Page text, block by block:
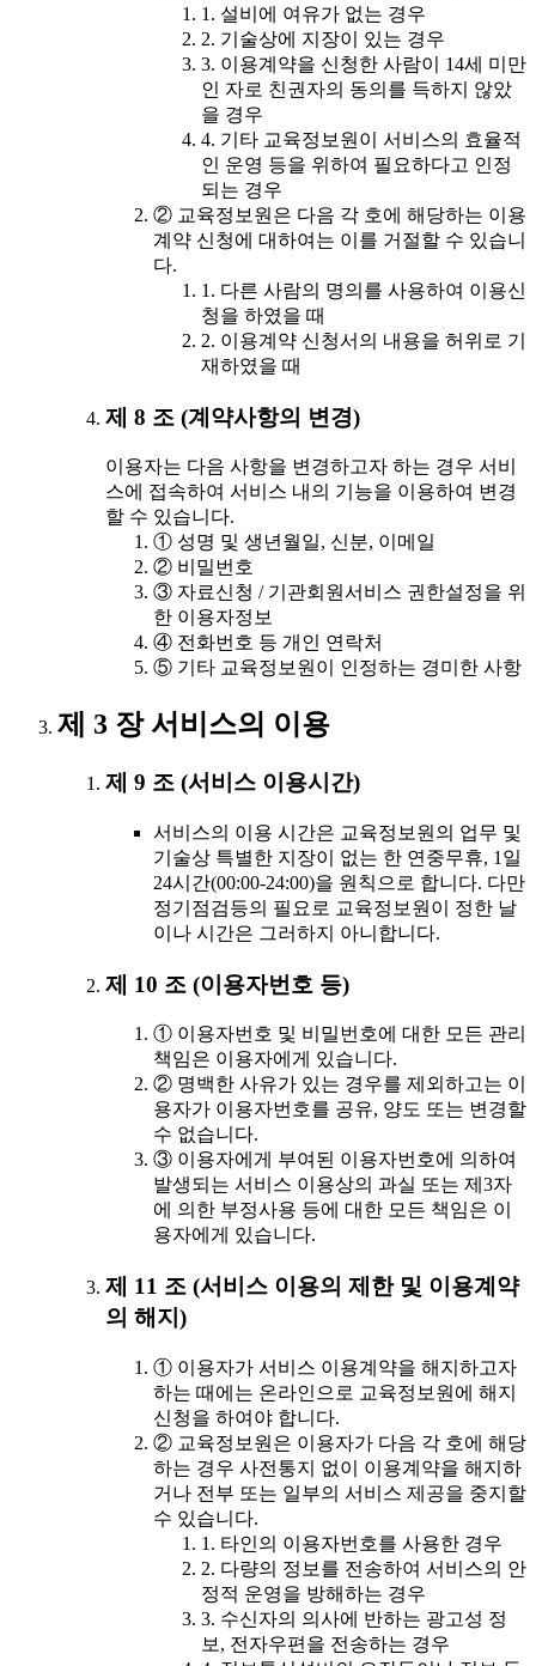
1. 설비에 여유가 없는 경우
2. 기술상에 지장이 있는 경우
3. 이용계약을 신청한 사람이 14세 미만
인 자로 친권자의 동의를 득하지 않았
을 경우
4. 기타 교육정보원이 서비스의 효율적
인 운영 등을 위하여 필요하다고 인정
되는 경우
② 교육정보원은 다음 각 호에 해당하는 이용
계약 신청에 대하여는 이를 거절할 수 있습니
다.
1. 다른 사람의 명의를 사용하여 이용신
청을 하였을 때
2. 이용계약 신청서의 내용을 허위로 기
재하였을 때
제 8 조 (계약사항의 변경)
이용자는 다음 사항을 변경하고자 하는 경우 서비
스에 접속하여 서비스 내의 기능을 이용하여 변경
할 수 있습니다.
① 성명 및 생년월일, 신분, 이메일
② 비밀번호
③ 자료신청 / 기관회원서비스 권한설정을 위
한 이용자정보
④ 전화번호 등 개인 연락처
⑤ 기타 교육정보원이 인정하는 경미한 사항
제 3 장 서비스의 이용
제 9 조 (서비스 이용시간)
서비스의 이용 시간은 교육정보원의 업무 및
기술상 특별한 지장이 없는 한 연중무휴, 1일
24시간(00:00-24:00)을 원칙으로 합니다. 다만
정기점검등의 필요로 교육정보원이 정한 날
이나 시간은 그러하지 아니합니다.
제 10 조 (이용자번호 등)
① 이용자번호 및 비밀번호에 대한 모든 관리
책임은 이용자에게 있습니다.
② 명백한 사유가 있는 경우를 제외하고는 이
용자가 이용자번호를 공유, 양도 또는 변경할
수 없습니다.
③ 이용자에게 부여된 이용자번호에 의하여
발생되는 서비스 이용상의 과실 또는 제3자
에 의한 부정사용 등에 대한 모든 책임은 이
용자에게 있습니다.
제 11 조 (서비스 이용의 제한 및 이용계약
의 해지)
① 이용자가 서비스 이용계약을 해지하고자
하는 때에는 온라인으로 교육정보원에 해지
신청을 하여야 합니다.
② 교육정보원은 이용자가 다음 각 호에 해당
하는 경우 사전통지 없이 이용계약을 해지하
거나 전부 또는 일부의 서비스 제공을 중지할
수 있습니다.
1. 타인의 이용자번호를 사용한 경우
2. 다량의 정보를 전송하여 서비스의 안
정적 운영을 방해하는 경우
3. 수신자의 의사에 반하는 광고성 정
보, 전자우편을 전송하는 경우